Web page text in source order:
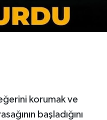
korumak ve
başladığını